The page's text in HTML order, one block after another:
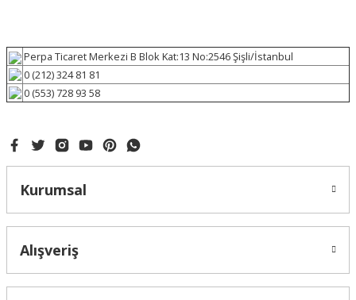
Perpa Ticaret Merkezi B Blok Kat:13 No:2546 Şişli/İstanbul
0 (212) 324 81 81
0 (553) 728 93 58
Kurumsal
Alışveriş